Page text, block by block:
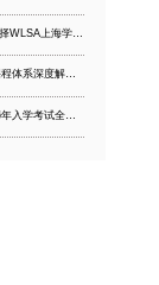
包玉刚实验学校2026课程体系深度解析：牛剑录取创新高、师资团队再升级，包玉刚的培养力到底强在哪
上海平和双语学校2026年入学考试全攻略：数学题型分析+面试技巧+避坑指南